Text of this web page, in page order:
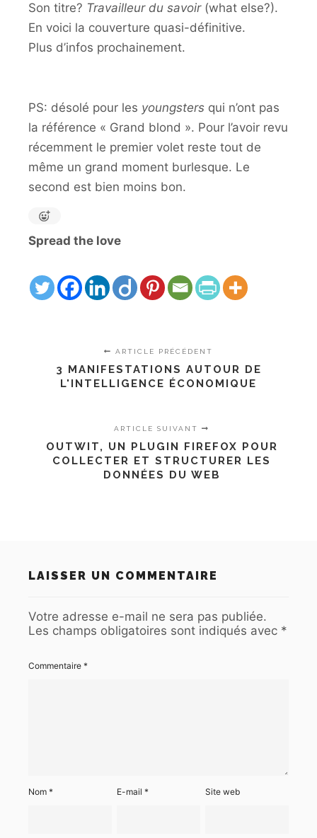
Son titre? Travailleur du savoir(what else?).
En voici la couverture quasi-définitive.
Plus d’infos prochainement.
PS: désolé pour les youngsters qui n’ont pas
la référence « Grand blond ». Pour l’avoir revu
récemment le premier volet reste tout de
même un grand moment burlesque. Le
second est bien moins bon.
Spread the love
ARTICLE PRÉCÉDENT
3 MANIFESTATIONS AUTOUR DE
L'INTELLIGENCE ÉCONOMIQUE
ARTICLE SUIVANT
OUTWIT, UN PLUGIN FIREFOX POUR
COLLECTER ET STRUCTURER LES
DONNÉES DU WEB
LAISSER UN COMMENTAIRE
Votre adresse e-mail ne sera pas publiée.
Les champs obligatoires sont indiqués avec *
Commentaire *
Nom * E-mail* Site web